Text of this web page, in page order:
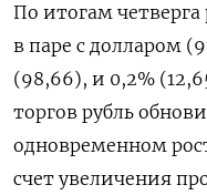
По итогам четверга
в паре с долларом
(98,66), и 0,2%
торгов рубль
одновременном
счет увеличения